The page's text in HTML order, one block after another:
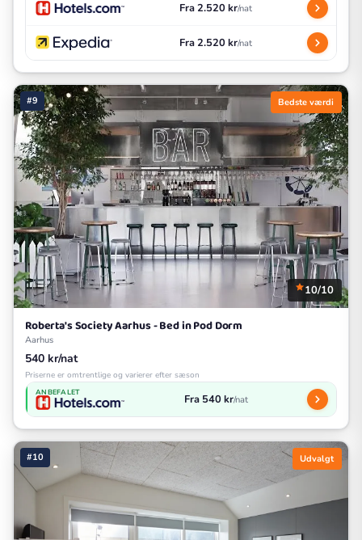
Fra 2.520 kr/nat
Fra 2.520 kr/nat
#9 Bedste værdi
10/10
Roberta's Society Aarhus - Bed in Pod Dorm
Aarhus
540 kr/nat
Priserne er omtrentlige og varierer efter sæson
ANBEFALET Fra 540 kr/nat
#10 Udvalgt